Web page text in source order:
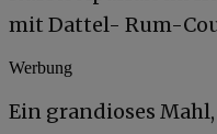
mit Dattel- Rum-
Werbung
Ein grandioses